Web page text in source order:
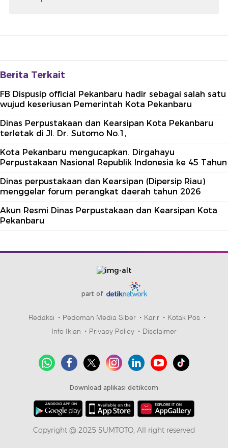
Berita Terkait
FB Dispusip official Pekanbaru hadir sebagai salah satu
wujud keseriusan Pemerintah Kota Pekanbaru
Dinas Perpustakaan dan Kearsipan Kota Pekanbaru
terletak di Jl. Dr. Sutomo No.1,
Kota Pekanbaru mengucapkan. Dirgahayu
Perpustakaan Nasional Republik Indonesia ke 45 Tahun
Dinas perpustakaan dan Kearsipan (Dipersip Riau)
menggelar forum perangkat daerah tahun 2026
Akun Resmi Dinas Perpustakaan dan Kearsipan Kota
Pekanbaru
part of
Redaksi Pedoman Media Siber Karir
Kotak Pos
Info Iklan
Privacy Policy Disclaimer
Download aplikasi detikcom
Copyright @ 2025 SUMTOTO, All right reserved